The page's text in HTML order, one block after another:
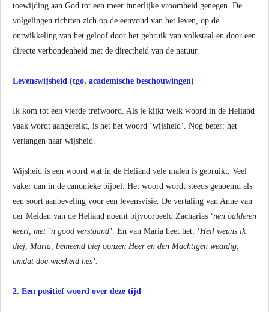
toewijding aan God tot een meer innerlijke vroomheid genegen. De
volgelingen richtten zich op de eenvoud van het leven, op de
ontwikkeling van het geloof door het gebruik van volkstaal en door een
directe verbondenheid met de directheid van de natuur.
Levenswijsheid (tgo. academische beschouwingen)
Ik kom tot een vierde trefwoord. Als je kijkt welk woord in de Heliand
vaak wordt aangereikt, is het het woord ‘wijsheid’. Nog beter: het
verlangen naar wijsheid.
Wijsheid is een woord wat in de Heliand vele malen is gebruikt. Veel
vaker dan in de canonieke bijbel. Het woord wordt steeds genoemd als
een soort aanbeveling voor een levensvisie. De vertaling van Anne van
der Meiden van de Heliand noemt bijvoorbeeld Zacharias ‘nen öalderen
keerl, met ’n good verstaand’. En van Maria heet het: ‘Heil weuns ik
diej, Maria, bemeend biej oonzen Heer en den Machtigen weardig,
umdat doe wiesheid hes’.
2. Een positief woord over deze tijd